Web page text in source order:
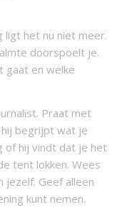
het nu niet meer.
doorspoelt je.
gaat en welke
Praat met
begrijpt wat je
of hij vindt dat je het
tent lokken. Wees
jezelf. Geef alleen
kunt nemen.